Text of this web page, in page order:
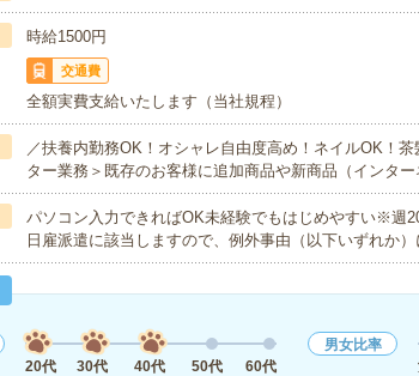
時給1500円
交通費
全額実費支給いたします（当社規程）
／扶養内勤務OK！オシャレ自由度高め！ネイルOK！
ター業務＞既存のお客様に追加商品や新商品（インタ
パソコン入力できればOK未経験でもはじめやすい※週
日雇派遣に該当しますので、例外事由（以下いずれか
20代
30代 40代 50代 60代
男女比率